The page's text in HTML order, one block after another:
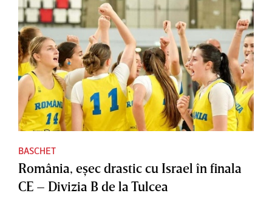
BASCHET
România, eşec drastic cu Israel în finala
CE – Divizia B de la Tulcea